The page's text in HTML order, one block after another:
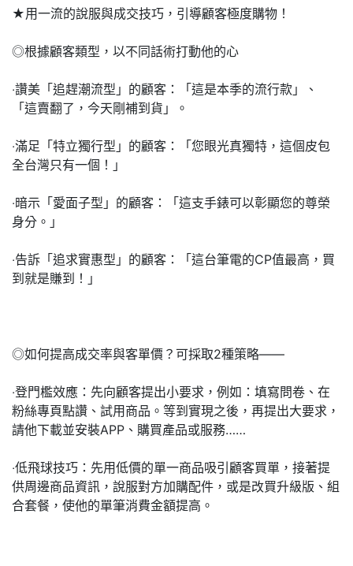
★用一流的說服與成交技巧，引導顧客極度購物！
◎根據顧客類型，以不同話術打動他的心
‧讚美「追趕潮流型」的顧客：「這是本季的流行款」、
「這賣翻了，今天剛補到貨」。
‧滿足「特立獨行型」的顧客：「您眼光真獨特，這個皮包
全台灣只有一個！」
‧暗示「愛面子型」的顧客：「這支手錶可以彰顯您的尊榮
身分。」
‧告訴「追求實惠型」的顧客：「這台筆電的CP值最高，買
到就是賺到！」
◎如何提高成交率與客單價？可採取2種策略——
‧登門檻效應：先向顧客提出小要求，例如：填寫問卷、在
粉絲專頁點讚、試用商品。等到實現之後，再提出大要求，
請他下載並安裝APP、購買產品或服務……
‧低飛球技巧：先用低價的單一商品吸引顧客買單，接著提
供周邊商品資訊，說服對方加購配件，或是改買升級版、組
合套餐，使他的單筆消費金額提高。